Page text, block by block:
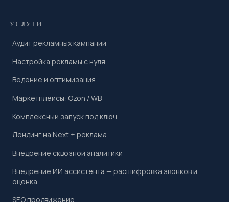
УСЛУГИ
Аудит рекламных кампаний
Настройка рекламы с нуля
Ведение и оптимизация
Маркетплейсы: Ozon / WB
Комплексный запуск под ключ
Лендинг на Next + реклама
Внедрение сквозной аналитики
Внедрение ИИ ассистента — расшифровка звонков и
оценка
SEO продвижение